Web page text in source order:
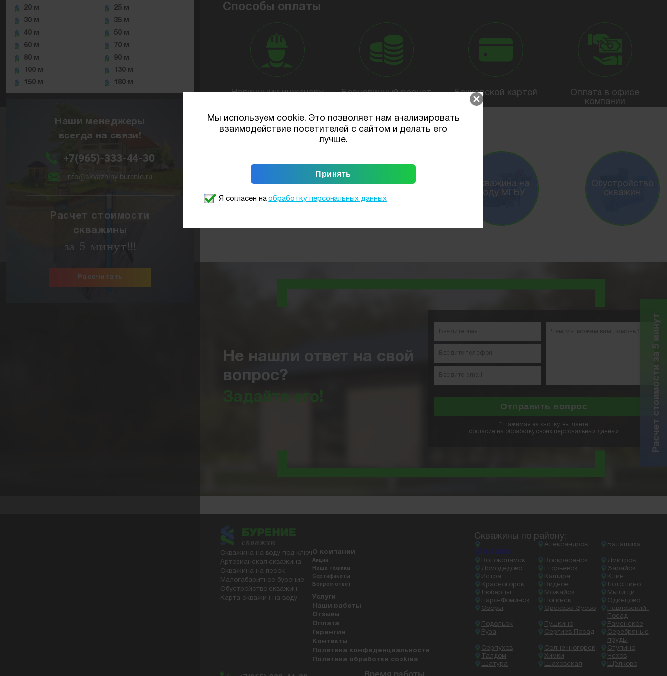
20 м
25 м
30 м
35 м
40 м
50 м
60 м
70 м
80 м
90 м
100 м
130 м
150 м
180 м
Наши менеджеры
всегда на связи!
+7(965)-333-44-30
info@skvazhiny-burenie.ru
Расчет стоимости
скважины
за 5 минут!!!
Рассчитать
Способы оплаты
Наличными инженеру Безналичный расчет Банковской картой
Оплата в офисе
компании
Наши услуги
Бурение
скважин
Скважины на
Скважина на
воду МГБУ
Обустройство
скважин
Не нашли ответ на свой
вопрос?
Задайте его!
* Нажимая на кнопку, вы даете
согласие на обработку своих персональных данных
Скважина на воду под ключ
Артезианская скважина
Скважина на песок
Малогабаритное бурение
Обустройство скважин
Карта скважин на воду
О компании
Акции
Наша техника
Сертификаты
Вопрос-ответ
Услуги
Наши работы
Отзывы
Оплата
Гарантии
Контакты
Политика конфиденциальности
Политика обработки cookies
Время работы
Скважины по району:
Москва
Александров Балашиха
Волоколамск Воскресенск
Дмитров
Домодедово
Егорьевск
Зарайск
Истра
Кашира
Клин
Красногорск
Видное
Лотошино
Люберцы
Можайск
Мытищи
Наро-Фоминск
Ногинск
Одинцово
Озёры
Орехово-Зуево
Павловский-
Посад
Подольск
Пушкино
Раменское
Руза
Сергиев Посад
Серебряные
пруды
Серпухов
Солнечногорск
Ступино
Талдом
Химки
Чехов
Шатура
Шаховская Щёлково
Расчет стоимости за 5 минут
Мы используем cookie. Это позволяет нам анализировать
взаимодействие посетителей с сайтом и делать его
лучше.
Я согласен наобработку персональных данных